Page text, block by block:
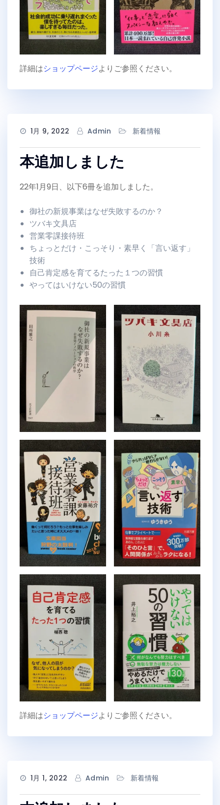
詳細はショップページよりご参照ください。
1月 9, 2022 Admin 新着情報
本追加しました
22年1月9日、以下6冊を追加しました。
御社の新規事業はなぜ失敗するのか？
ツバキ文具店
営業零課接待班
ちょっとだけ・こっそり・素早く「言い返す」
技術
自己肯定感を育てるたった１つの習慣
やってはいけない50の習慣
詳細はショップページよりご参照ください。
1月 1, 2022 Admin 新着情報